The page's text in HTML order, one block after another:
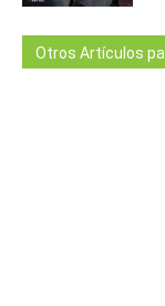
Otros Artículos